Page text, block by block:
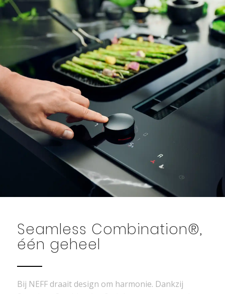
Seamless Combination®,
één geheel
Bij NEFF draait design om harmonie. Dankzij